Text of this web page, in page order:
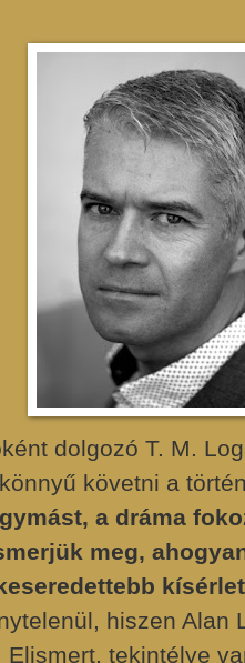
dolgozó T. M.
követni a
a dráma
meg,
hiszen Alan
tekintélye